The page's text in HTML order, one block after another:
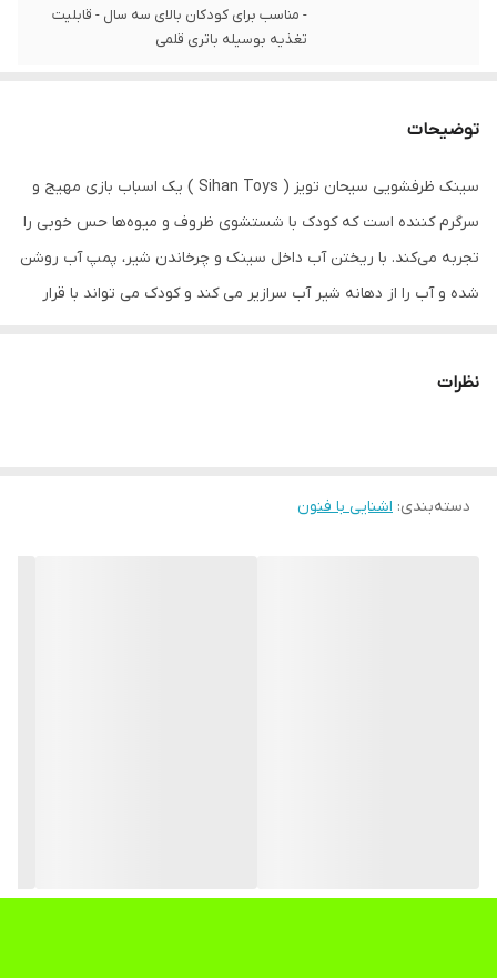
- مناسب برای کودکان بالای سه سال - قابلیت
تغذیه بوسیله باتری قلمی
توضیحات
سینک ظرفشویی سیحان تویز ( Sihan Toys ) یک اسباب بازی مهیج و
سرگرم کننده است که کودک با شستشوی ظروف و میوه‌ها حس خوبی را
تجربه می‌کند. با ریختن آب داخل سینک و چرخاندن شیر، پمپ آب روشن
شده و آب را از دهانه شیر آب سرازیر می کند و کودک می تواند با قرار
همراه اسباب‌بازی سینک ظرفشویی اقلامی مانند سبد آبچکان هم ارسال
اسباب‌بازی از جنس پلاستیک تولید شده و وزن آن به گونه‌ای است که
نظرات
دسته‌بندی: اشنایی با فنون